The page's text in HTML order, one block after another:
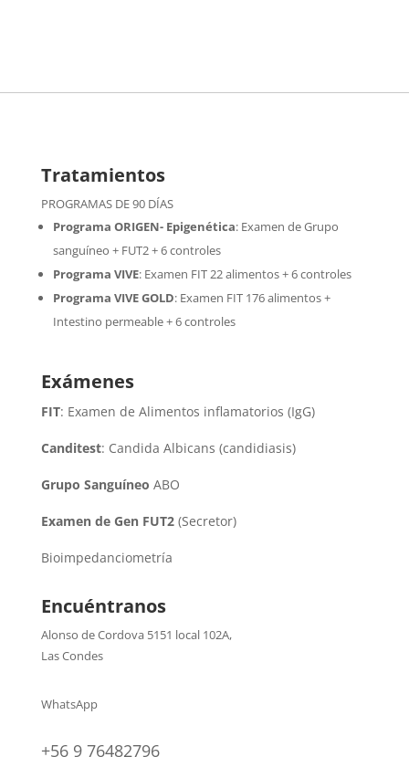
Tratamientos
PROGRAMAS DE 90 DÍAS
Programa ORIGEN- Epigenética:Examen de Grupo
sanguíneo + FUT2 + 6 controles
Programa VIVE: Examen FIT 22 alimentos + 6 controles
Programa VIVE GOLD: Examen FIT 176 alimentos +
Intestino permeable + 6 controles
Exámenes
FIT: Examen de Alimentos inflamatorios (IgG)
Canditest: Candida Albicans (candidiasis)
Grupo Sanguíneo ABO
Examen de Gen FUT2(Secretor)
Bioimpedanciometría
Encuéntranos
Alonso de Cordova 5151 local 102A,
Las Condes
WhatsApp
+56 9 76482796